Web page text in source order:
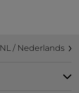
NL / Nederlands